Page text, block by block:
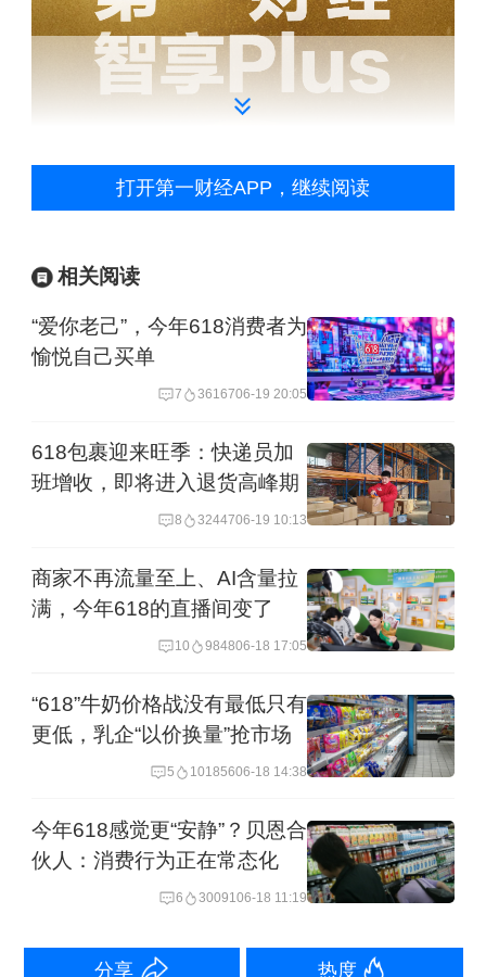
点击图片 立即购买
618指定活动：
智享Plus【年卡】888元/年
原价：2188元/年
打开第一财经APP，继续阅读
相关阅读
“爱你老己”，今年618消费者为
愉悦自己买单
7 3616706-19 20:05
618包裹迎来旺季：快递员加
班增收，即将进入退货高峰期
8 3244706-19 10:13
商家不再流量至上、AI含量拉
满，今年618的直播间变了
10 984806-18 17:05
“618”牛奶价格战没有最低只有
更低，乳企“以价换量”抢市场
5 10185606-18 14:38
今年618感觉更“安静”？贝恩合
伙人：消费行为正在常态化
6 3009106-18 11:19
分享 热度